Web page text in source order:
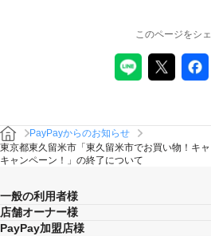
このページをシ
PayPayからのお知らせ
東京都東久留米市「東久留米市でお買い物！キ
キャンペーン！」の終了について
一般の利用者様
店舗オーナー様
PayPay加盟店様